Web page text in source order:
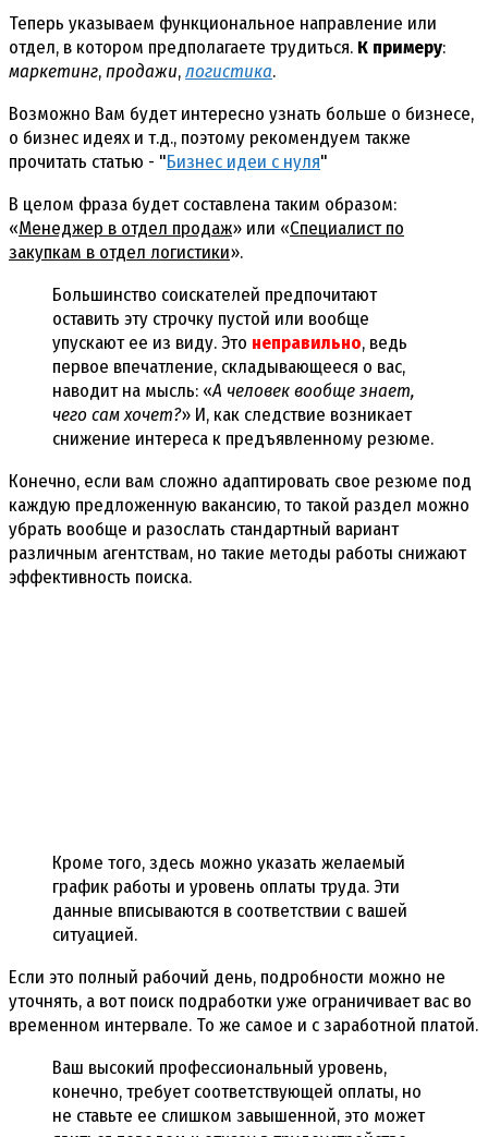
Теперь указываем функциональное направление или
отдел, в котором предполагаете трудиться. К примеру:
маркетинг,продажи,логистика.
Возможно Вам будет интересно узнать больше о бизнесе,
о бизнес идеях и т.д., поэтому рекомендуем также
прочитать статью - "Бизнес идеи с нуля"
В целом фраза будет составлена таким образом:
«Менеджер в отдел продаж» или «Специалист по
закупкам в отдел логистики».
Большинство соискателей предпочитают
оставить эту строчку пустой или вообще
упускают ее из виду. Это неправильно, ведь
первое впечатление, складывающееся о вас,
наводит на мысль: «А человек вообще знает,
чего сам хочет?» И, как следствие возникает
снижение интереса к предъявленному резюме.
Конечно, если вам сложно адаптировать свое резюме под
каждую предложенную вакансию, то такой раздел можно
убрать вообще и разослать стандартный вариант
различным агентствам, но такие методы работы снижают
эффективность поиска.
Кроме того, здесь можно указать желаемый
график работы и уровень оплаты труда. Эти
данные вписываются в соответствии с вашей
ситуацией.
Если это полный рабочий день, подробности можно не
уточнять, а вот поиск подработки уже ограничивает вас во
временном интервале. То же самое и с заработной платой.
Ваш высокий профессиональный уровень,
конечно, требует соответствующей оплаты, но
не ставьте ее слишком завышенной, это может